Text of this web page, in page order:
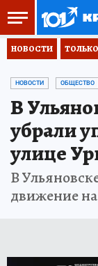
НОВОСТИ
НОВОСТИ ОБЩЕСТВО
В
убрали
улице
В
движение